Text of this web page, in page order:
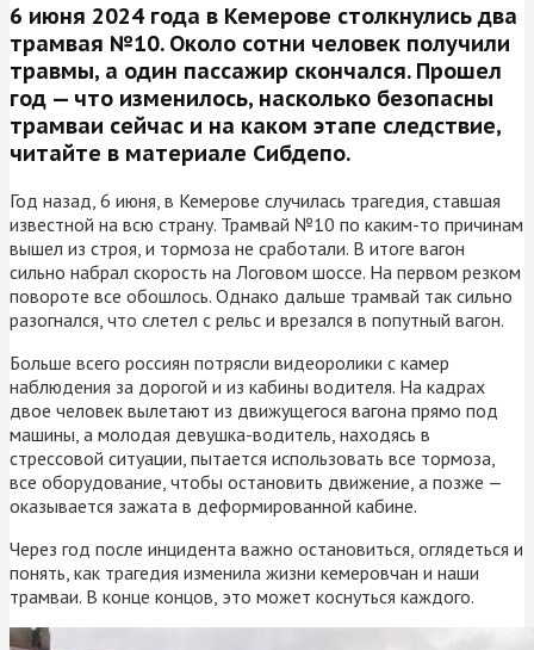
6 июня 2024 года в Кемерове столкнулись два
трамвая №10. Около сотни человек получили
травмы, а один пассажир скончался. Прошел
год — что изменилось, насколько безопасны
трамваи сейчас и на каком этапе следствие,
читайте в материале Сибдепо.
Год назад, 6 июня, в Кемерове случилась трагедия, ставшая
известной на всю страну. Трамвай №10 по каким-то причинам
вышел из строя, и тормоза не сработали. В итоге вагон
сильно набрал скорость на Логовом шоссе. На первом резком
повороте все обошлось. Однако дальше трамвай так сильно
разогнался, что слетел с рельс и врезался в попутный вагон.
Больше всего россиян потрясли видеоролики с камер
наблюдения за дорогой и из кабины водителя. На кадрах
двое человек вылетают из движущегося вагона прямо под
машины, а молодая девушка-водитель, находясь в
стрессовой ситуации, пытается использовать все тормоза,
все оборудование, чтобы остановить движение, а позже —
оказывается зажата в деформированной кабине.
Через год после инцидента важно остановиться, оглядеться и
понять, как трагедия изменила жизни кемеровчан и наши
трамваи. В конце концов, это может коснуться каждого.